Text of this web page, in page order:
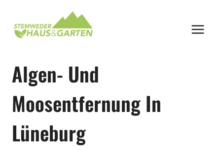
springen
Algen- Und
Moosentfernung In
Lüneburg